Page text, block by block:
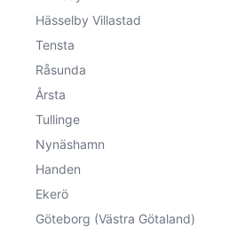
Hässelby Villastad
Tensta
Råsunda
Årsta
Tullinge
Nynäshamn
Handen
Ekerö
Göteborg (Västra Götaland)